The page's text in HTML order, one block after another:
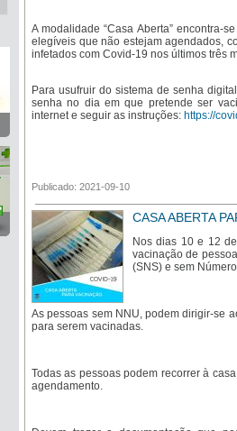
A modalidade “Casa Aberta” encontra-
elegíveis que não estejam agendados,
infetados com Covid-19 nos últimos três
Para usufruir do sistema de senha
senha no dia em que pretende ser
internet e seguir as instruções: https://
Publicado: 2021-09-10
CASA ABERTA
Nos dias 10 e 12
vacinação de
(SNS) e sem
As pessoas sem NNU, podem dirigir-se
para serem vacinadas.
Todas as pessoas podem recorrer à
agendamento.